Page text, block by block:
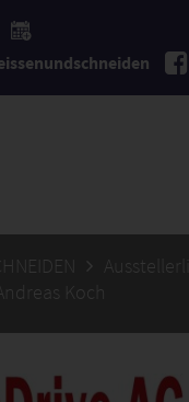
Koch